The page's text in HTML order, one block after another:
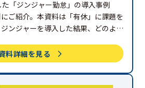
「ジンジャー勤怠」の導入事例
ご紹介。本資料は「有休」に課題を
ンジャーを導入した結果、どのよう
料詳細を見る